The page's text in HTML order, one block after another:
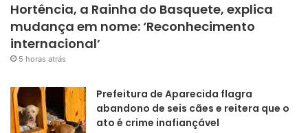
Hortência, a Rainha do Basquete, explica
mudança em nome: ‘Reconhecimento
internacional’
5 horas atrás
Prefeitura de Aparecida flagra
abandono de seis cães e reitera que o
ato é crime inafiançável